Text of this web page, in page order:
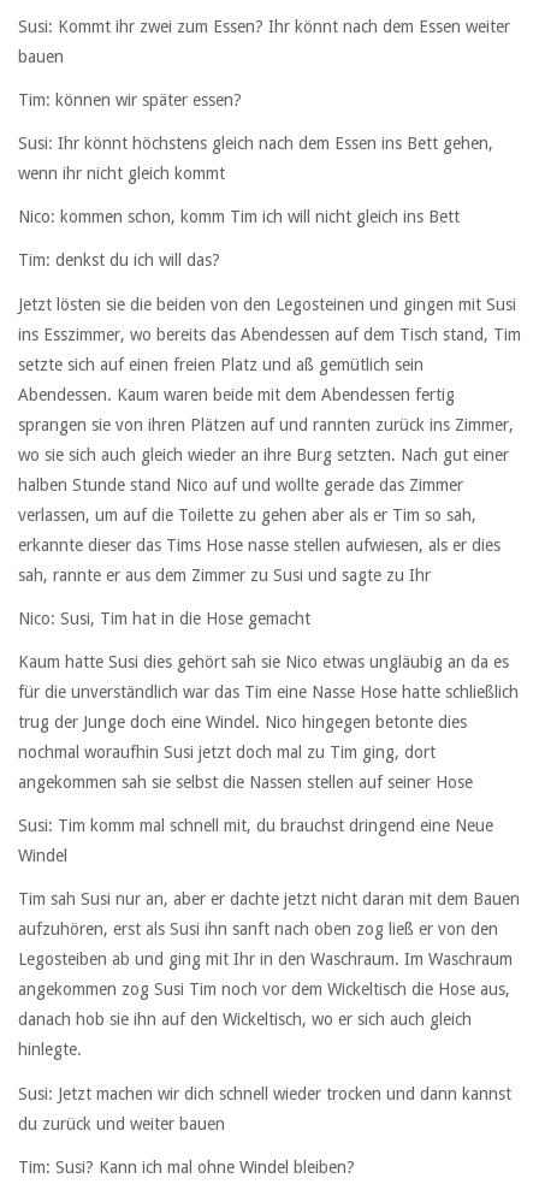
Susi: Kommt ihr zwei zum Essen? Ihr könnt nach dem Essen weiter
bauen
Tim: können wir später essen?
Susi: Ihr könnt höchstens gleich nach dem Essen ins Bett gehen,
wenn ihr nicht gleich kommt
Nico: kommen schon, komm Tim ich will nicht gleich ins Bett
Tim: denkst du ich will das?
Jetzt lösten sie die beiden von den Legosteinen und gingen mit Susi
ins Esszimmer, wo bereits das Abendessen auf dem Tisch stand, Tim
setzte sich auf einen freien Platz und aß gemütlich sein
Abendessen. Kaum waren beide mit dem Abendessen fertig
sprangen sie von ihren Plätzen auf und rannten zurück ins Zimmer,
wo sie sich auch gleich wieder an ihre Burg setzten. Nach gut einer
halben Stunde stand Nico auf und wollte gerade das Zimmer
verlassen, um auf die Toilette zu gehen aber als er Tim so sah,
erkannte dieser das Tims Hose nasse stellen aufwiesen, als er dies
sah, rannte er aus dem Zimmer zu Susi und sagte zu Ihr
Nico: Susi, Tim hat in die Hose gemacht
Kaum hatte Susi dies gehört sah sie Nico etwas ungläubig an da es
für die unverständlich war das Tim eine Nasse Hose hatte schließlich
trug der Junge doch eine Windel. Nico hingegen betonte dies
nochmal woraufhin Susi jetzt doch mal zu Tim ging, dort
angekommen sah sie selbst die Nassen stellen auf seiner Hose
Susi: Tim komm mal schnell mit, du brauchst dringend eine Neue
Windel
Tim sah Susi nur an, aber er dachte jetzt nicht daran mit dem Bauen
aufzuhören, erst als Susi ihn sanft nach oben zog ließ er von den
Legosteiben ab und ging mit Ihr in den Waschraum. Im Waschraum
angekommen zog Susi Tim noch vor dem Wickeltisch die Hose aus,
danach hob sie ihn auf den Wickeltisch, wo er sich auch gleich
hinlegte.
Susi: Jetzt machen wir dich schnell wieder trocken und dann kannst
du zurück und weiter bauen
Tim: Susi? Kann ich mal ohne Windel bleiben?